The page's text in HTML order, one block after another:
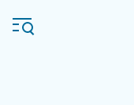
au
contenu